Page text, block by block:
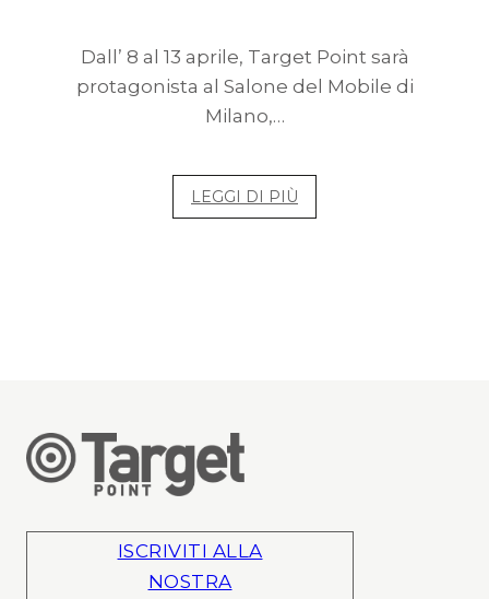
Dall’ 8 al 13 aprile, Target Point sarà
protagonista al Salone del Mobile di
Milano,…
LEGGI DI PIÙ
ISCRIVITI ALLA
NOSTRA